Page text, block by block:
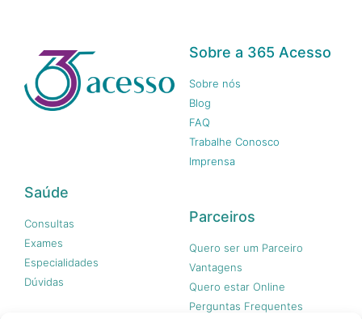
Sobre a 365 Acesso
Sobre nós
Blog
FAQ
Trabalhe Conosco
Imprensa
Saúde
Consultas
Exames
Especialidades
Dúvidas
Parceiros
Quero ser um Parceiro
Vantagens
Quero estar Online
Perguntas Frequentes